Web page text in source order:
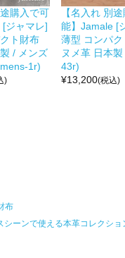
購入で可
ジャマレ]
ト財布
/ メンズ
1r)
)
【名入れ 別
能】Jamale [
薄型 コンパ
ヌメ革 日本
43r)
¥13,200(税込)
布
シーンで使える本革コレクショ